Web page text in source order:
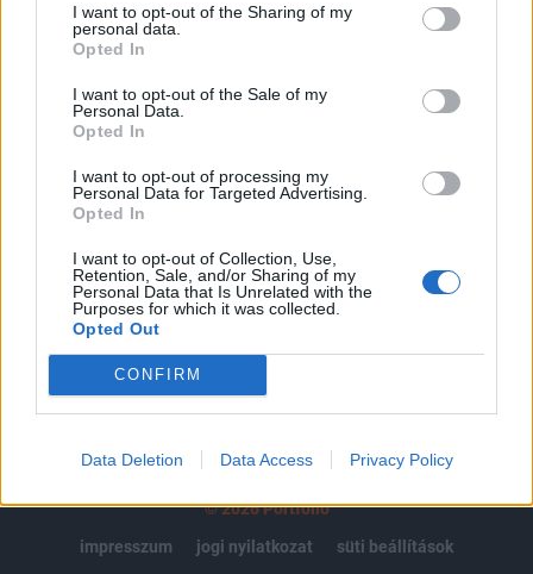
I want to opt-out of the Sharing of my
personal data.
Opted In
I want to opt-out of the Sale of my
Personal Data.
Opted In
I want to opt-out of processing my
Personal Data for Targeted Advertising.
Opted In
I want to opt-out of Collection, Use,
Retention, Sale, and/or Sharing of my
Personal Data that Is Unrelated with the
Purposes for which it was collected.
Opted Out
CONFIRM
Data Deletion Data Access Privacy Policy
tartozik, melynek olvasása előfizetéses
regisztrációhoz kötött.
Az előfizetés a következőket tartalmazza:
Portfolio.hu teljes cikkarchívum
Kötéslisták: BÉT elmúlt 2 év napon belüli
kötéslistái
MÁR ELŐFIZETŐNK VAGY? BEJELENTKEZÉS
© 2026 Portfolio
impresszum
jogi nyilatkozat süti beállítások